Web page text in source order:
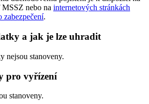
nebo na internetových stránkách
zabezpečení.
a jak je lze uhradit
nejsou stanoveny.
pro vyřízení
stanoveny.